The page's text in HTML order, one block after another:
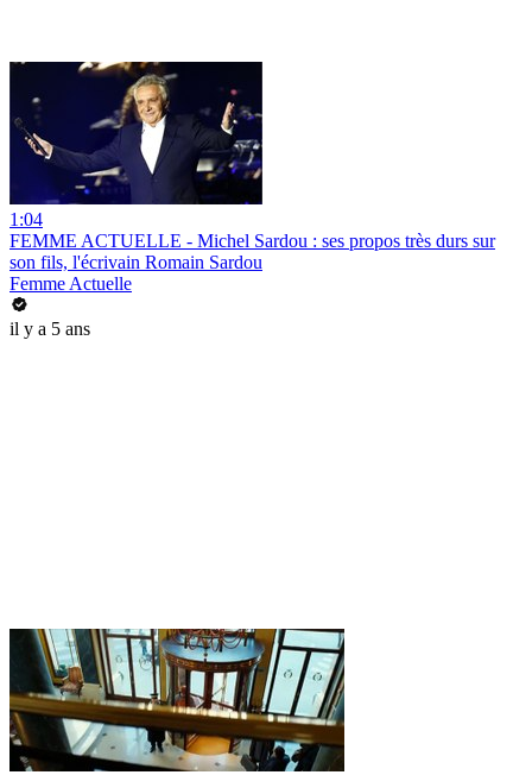
1:04
FEMME ACTUELLE - Michel Sardou : ses propos très durs sur
son fils, l'écrivain Romain Sardou
Femme Actuelle
il y a 5 ans